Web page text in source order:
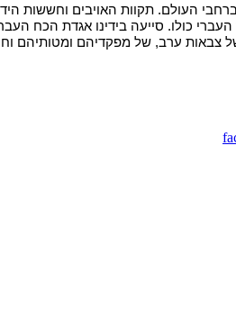
העולם. תקוות האויבים וחששות
כולו. סייעה בידינו אגדת הכח
ערב, של מפקדיהם ומטותיהם